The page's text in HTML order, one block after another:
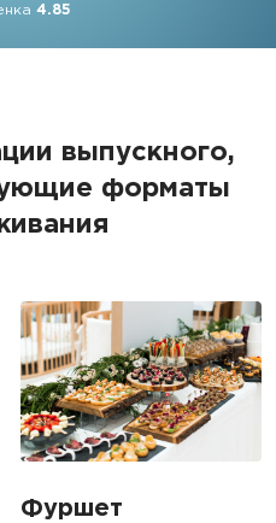
4.85
выпускного,
форматы
Фуршет